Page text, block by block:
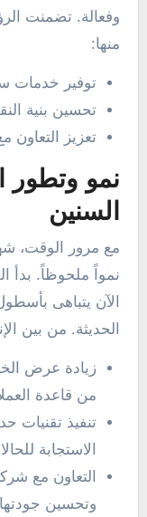
وفعالة. تضمنت
منها:
توفير خدمات
تحسين بنية
تعزيز التعاون
نمو وتطور
السنين
مع مرور الوقت،
نمواً ملحوظاً. بدأ
الآن يتباهى
الحديثة. من بين
زيادة عرض
من قاعدة
تنفيذ تقنيات
الاستجابة
التعاون مع
وتحسين